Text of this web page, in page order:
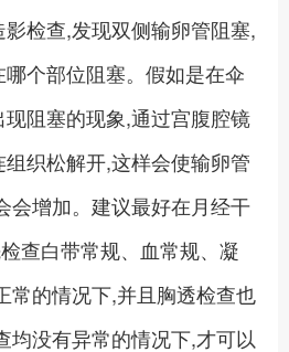
检查,发现双侧输卵管阻塞,
个部位阻塞。假如是在伞
阻塞的现象,通过宫腹腔镜
织松解开,这样会使输卵管
会增加。建议最好在月经干
查白带常规、血常规、凝
常的情况下,并且胸透检查也
均没有异常的情况下,才可以